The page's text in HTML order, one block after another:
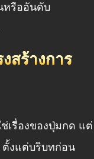
หรืออันดับ
สร้างการ
ช่เรื่องของปุ่มกด แต่
ตั้งแต่บริบทก่อน